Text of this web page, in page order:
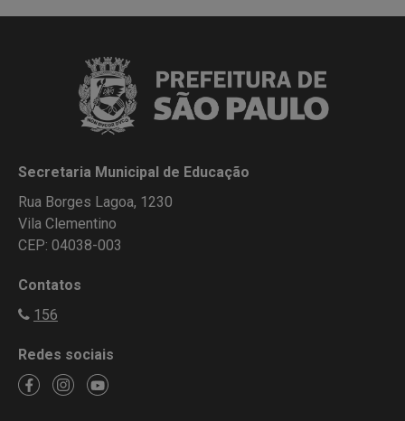
Secretaria Municipal de Educação
Rua Borges Lagoa, 1230
Vila Clementino
CEP: 04038-003
Contatos
156
Redes sociais